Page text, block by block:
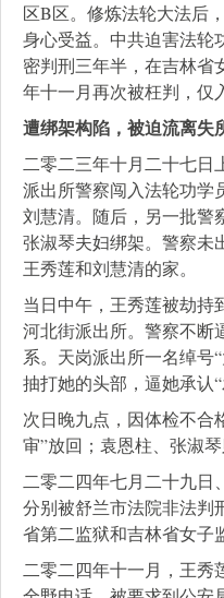
区B区。修炼法轮大法后
身心受益。中共迫害法轮
密判刑三年半，在吉林省
年十一月再次被枉判，仅
遭绑架构陷，被迫流离失
二零二三年十月二十七日
派出所警察闯入法轮功学
刘慧清。随后，另一批警
张淑琴夫妇绑架。警察未
王秀莲和刘慧清的家。
当日中午，王秀莲被劫持
河北街派出所。警察不断
系。天岗派出所一名绰号
抽打她的头部，逼她承认
次日晚九点，因体检不合
审”放回；袁恩柱、张淑琴
二零二四年七月二十九日
分别被舒兰市法院非法判
省第二监狱和吉林省女子
二零二四年十一月，王秀